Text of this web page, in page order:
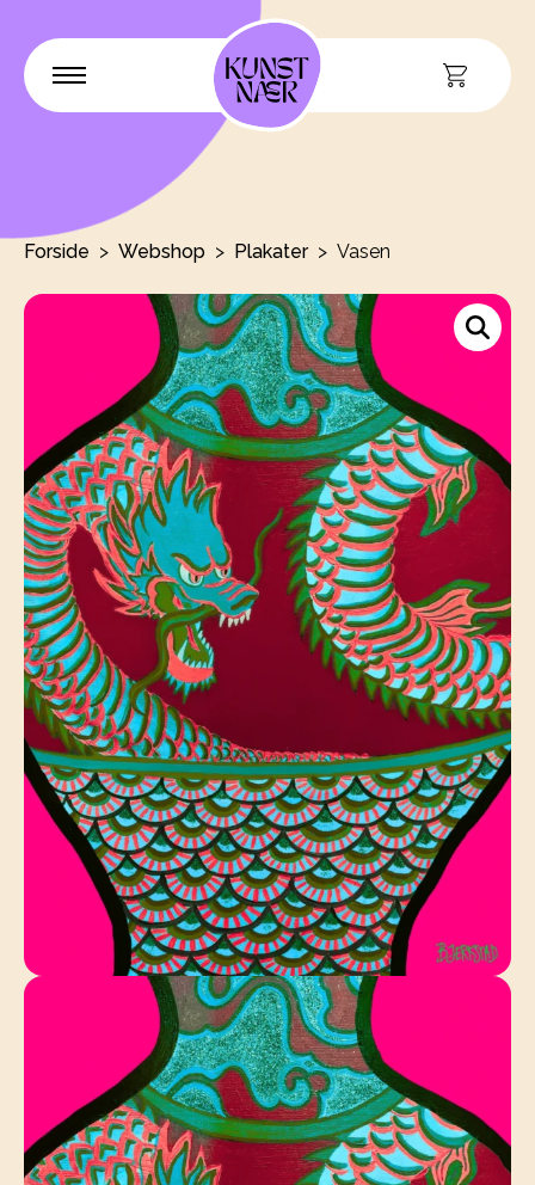
Forside Webshop Plakater Vasen